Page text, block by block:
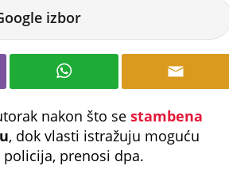
izbor
nakon što se stambena
, dok vlasti istražuju moguću
policija, prenosi dpa.